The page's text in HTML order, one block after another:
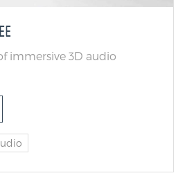
immersive 3D audio